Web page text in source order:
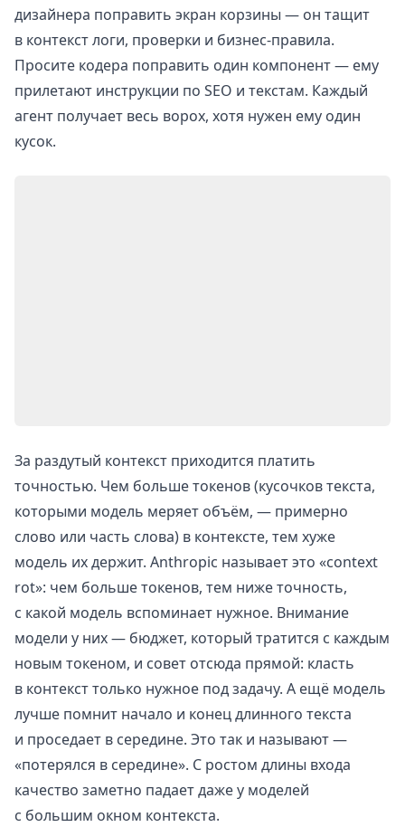
дизайнера поправить экран корзины — он тащит
в контекст логи, проверки и бизнес-правила.
Просите кодера поправить один компонент — ему
прилетают инструкции по SEO и текстам. Каждый
агент получает весь ворох, хотя нужен ему один
кусок.
За раздутый контекст приходится платить
точностью. Чем больше токенов (кусочков текста,
которыми модель меряет объём, — примерно
слово или часть слова) в контексте, тем хуже
модель их держит. Anthropic называет это «context
rot»: чем больше токенов, тем ниже точность,
с какой модель вспоминает нужное. Внимание
модели у них — бюджет, который тратится с каждым
новым токеном, и совет отсюда прямой: класть
в контекст только нужное под задачу. А ещё модель
лучше помнит начало и конец длинного текста
и проседает в середине. Это так и называют —
«потерялся в середине». С ростом длины входа
качество заметно падает даже у моделей
с большим окном контекста.